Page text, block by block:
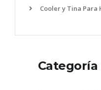
Cooler y Tina Para